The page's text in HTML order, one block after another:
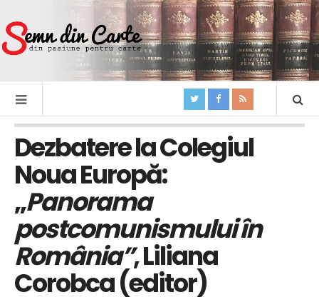
Dezbatere la Colegiul
Noua Europă:
„Panorama
postcomunismului în
România”, Liliana
Corobca (editor)